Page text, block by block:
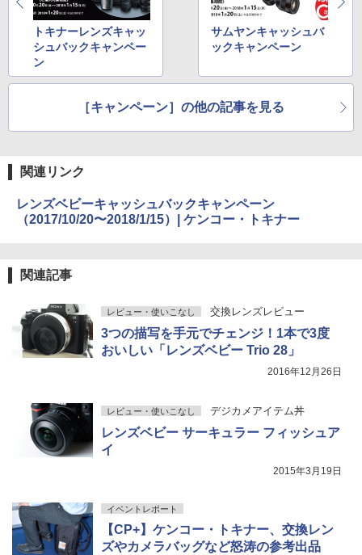
トキナーレンズキャッ
シュバックキャンペー
ン
サムヤンキャッシュバ
ックキャンペーン
［キャンペーン］の他の記事を見る
関連リンク
レンズベビーキャッシュバックキャンペーン
（2017/10/20〜2018/1/15）| ケンコー・トキナー
関連記事
レビュー・使いこなし 交換レンズレビュー
3つの描写を手元でチェンジ！1本で3度
おいしい「レンズベビー Trio 28」
2016年12月26日
レビュー・使いこなし デジカメアイテム丼
レンズベビー サーキュラー フィッシュア
イ
2015年3月19日
イベントレポート
【CP+】ケンコー・トキナー、交換レン
ズやカメラバッグなど怒涛の参考出品